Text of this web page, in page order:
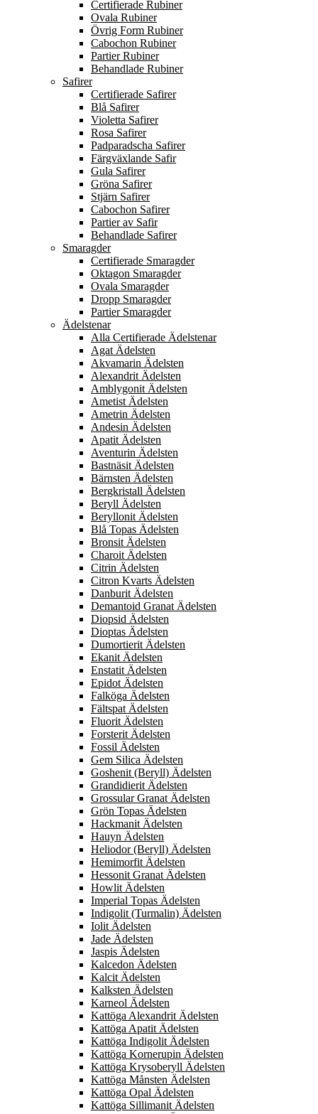
Certifierade Rubiner
Ovala Rubiner
Övrig Form Rubiner
Cabochon Rubiner
Partier Rubiner
Behandlade Rubiner
Safirer
Certifierade Safirer
Blå Safirer
Violetta Safirer
Rosa Safirer
Padparadscha Safirer
Färgväxlande Safir
Gula Safirer
Gröna Safirer
Stjärn Safirer
Cabochon Safirer
Partier av Safir
Behandlade Safirer
Smaragder
Certifierade Smaragder
Oktagon Smaragder
Ovala Smaragder
Dropp Smaragder
Partier Smaragder
Ädelstenar
Alla Certifierade Ädelstenar
Agat Ädelsten
Akvamarin Ädelsten
Alexandrit Ädelsten
Amblygonit Ädelsten
Ametist Ädelsten
Ametrin Ädelsten
Andesin Ädelsten
Apatit Ädelsten
Aventurin Ädelsten
Bastnäsit Ädelsten
Bärnsten Ädelsten
Bergkristall Ädelsten
Beryll Ädelsten
Beryllonit Ädelsten
Blå Topas Ädelsten
Bronsit Ädelsten
Charoit Ädelsten
Citrin Ädelsten
Citron Kvarts Ädelsten
Danburit Ädelsten
Demantoid Granat Ädelsten
Diopsid Ädelsten
Dioptas Ädelsten
Dumortierit Ädelsten
Ekanit Ädelsten
Enstatit Ädelsten
Epidot Ädelsten
Falköga Ädelsten
Fältspat Ädelsten
Fluorit Ädelsten
Forsterit Ädelsten
Fossil Ädelsten
Gem Silica Ädelsten
Goshenit (Beryll) Ädelsten
Grandidierit Ädelsten
Grossular Granat Ädelsten
Grön Topas Ädelsten
Hackmanit Ädelsten
Hauyn Ädelsten
Heliodor (Beryll) Ädelsten
Hemimorfit Ädelsten
Hessonit Granat Ädelsten
Howlit Ädelsten
Imperial Topas Ädelsten
Indigolit (Turmalin) Ädelsten
Iolit Ädelsten
Jade Ädelsten
Jaspis Ädelsten
Kalcedon Ädelsten
Kalcit Ädelsten
Kalksten Ädelsten
Karneol Ädelsten
Kattöga Alexandrit Ädelsten
Kattöga Apatit Ädelsten
Kattöga Indigolit Ädelsten
Kattöga Kornerupin Ädelsten
Kattöga Krysoberyll Ädelsten
Kattöga Månsten Ädelsten
Kattöga Opal Ädelsten
Kattöga Sillimanit Ädelsten